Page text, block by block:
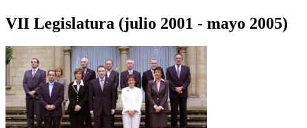
VII Legislatura (julio 2001 - mayo 2005)